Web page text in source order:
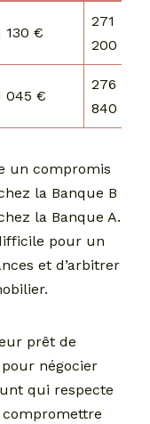
130 €
271
200 €
045 €
276
840 €
un compromis
la Banque B
la Banque A.
pour un
et d’arbitrer
prêt de
négocier
qui respecte
compromettre